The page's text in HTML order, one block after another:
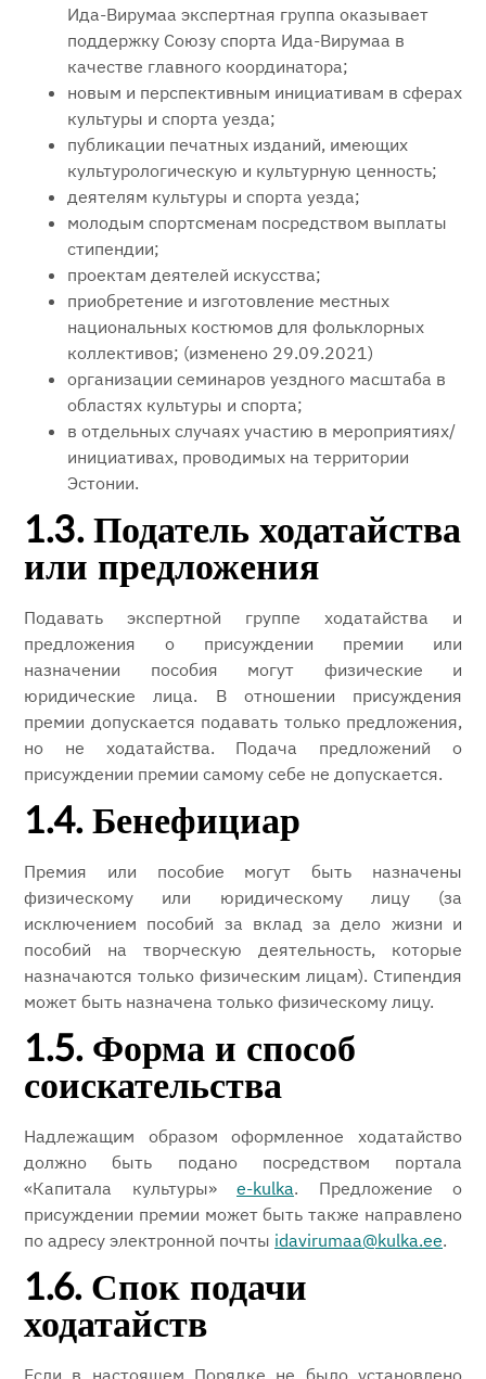
Ида-Вирумаа экспертная группа оказывает
поддержку Союзу спорта Ида-Вирумаа в
качестве главного координатора;
новым и перспективным инициативам в сферах
культуры и спорта уезда;
публикации печатных изданий, имеющих
культурологическую и культурную ценность;
деятелям культуры и спорта уезда;
молодым спортсменам посредством выплаты
стипендии;
проектам деятелей искусства;
приобретение и изготовление местных
национальных костюмов для фольклорных
коллективов; (изменено 29.09.2021)
организации семинаров уездного масштаба в
областях культуры и спорта;
в отдельных случаях участию в мероприятиях/
инициативах, проводимых на территории
Эстонии.
1.3. Податель ходатайства
или предложения
Подавать экспертной группе ходатайства и
предложения о присуждении премии или
назначении пособия могут физические и
юридические лица. В отношении присуждения
премии допускается подавать только предложения,
но не ходатайства. Подача предложений о
присуждении премии самому себе не допускается.
1.4. Бенефициар
Премия или пособие могут быть назначены
физическому или юридическому лицу (за
исключением пособий за вклад за дело жизни и
пособий на творческую деятельность, которые
назначаются только физическим лицам). Стипендия
может быть назначена только физическому лицу.
1.5. Форма и способ
соискательства
Надлежащим образом оформленное ходатайство
должно быть подано посредством портала
«Капитала культуры» e-kulka. Предложение о
присуждении премии может быть также направлено
по адресу электронной почты idavirumaa@kulka.ee.
1.6. Спок подачи
ходатайств
Если в настоящем Порядке не было установлено